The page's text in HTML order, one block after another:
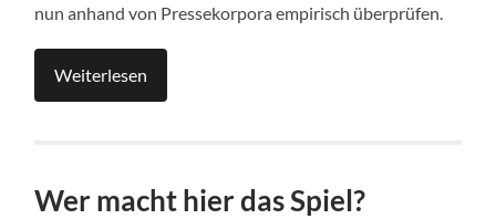
nun anhand von Pressekorpora empirisch überprüfen.
Weiterlesen
Wer macht hier das Spiel?